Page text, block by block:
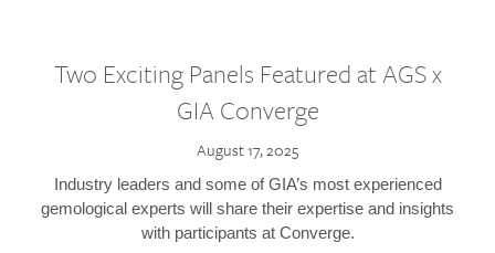
Two Exciting Panels Featured at AGS x
GIA Converge
August 17, 2025
Industry leaders and some of GIA’s most experienced
gemological experts will share their expertise and insights
with participants at Converge.